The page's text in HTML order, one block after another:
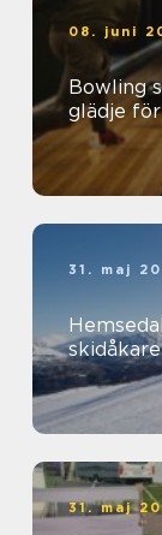
08. juni
Bowling
glädje
31. maj
Hemsedal skandinaviens
31. maj